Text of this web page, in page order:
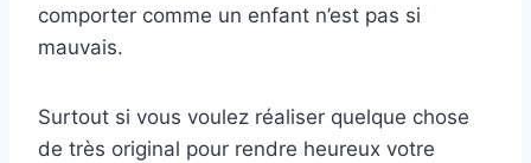
comporter comme un enfant n’est pas si
mauvais.
Surtout si vous voulez réaliser quelque chose
de très original pour rendre heureux votre